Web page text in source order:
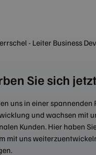
Sie sich jetzt
uns in einer spannenden
und wachsen mit
Kunden. Hier haben
mit uns
Name
Domäne